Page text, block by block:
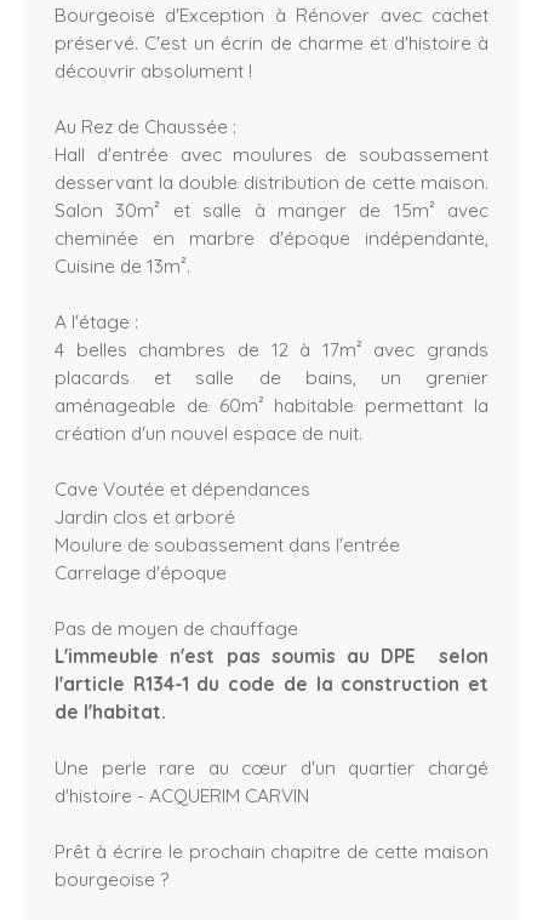
Bourgeoise d'Exception à Rénover avec cachet
préservé. C'est un écrin de charme et d'histoire à
découvrir absolument !
Au Rez de Chaussée :
Hall d'entrée avec moulures de soubassement
desservant la double distribution de cette maison.
Salon 30m² et salle à manger de 15m² avec
cheminée en marbre d'époque indépendante,
Cuisine de 13m².
A l'étage :
4 belles chambres de 12 à 17m² avec grands
placards et salle de bains, un grenier
aménageable de 60m² habitable permettant la
création d'un nouvel espace de nuit.
Cave Voutée et dépendances
Jardin clos et arboré
Moulure de soubassement dans l'entrée
Carrelage d'époque
Pas de moyen de chauffage
L'immeuble n'est pas soumis au DPE selon
l'article R134-1 du code de la construction et
de l'habitat.
Une perle rare au cœur d'un quartier chargé
d'histoire - ACQUERIM CARVIN
Prêt à écrire le prochain chapitre de cette maison
bourgeoise ?